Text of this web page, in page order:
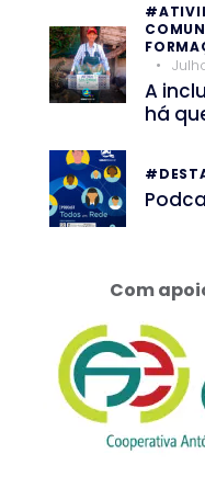
A
há
Com